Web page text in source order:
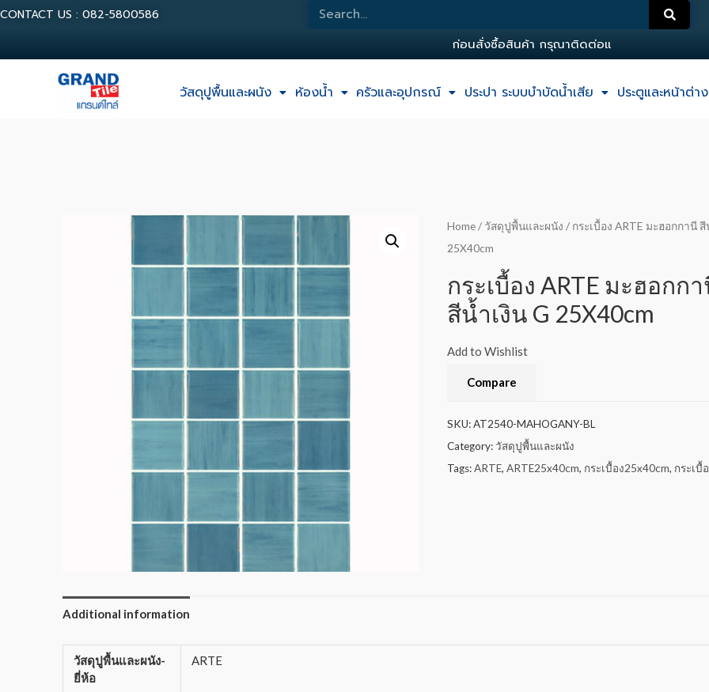
CONTACT US : 082-5800586
นสงซอสนคา กร ณาตดตอแอด
วัสดุปูพื้นและผนัง ห้องน้ำ ครัวและอุปกรณ์ ประปา ระบบบำบัดน้ำเสีย ประตูและหน้าต่าง
Home/ วัสดุปูพื้นและผนัง / กระเบื้อง ARTE มะฮอกกานี สี
25X40cm
กระเบื้อง ARTE มะฮอกก
สีน้ำเงิน G 25X40cm
Add to Wishlist
Compare
SKU:AT2540-MAHOGANY-BL
Category: วัสดุปูพื้นและผนัง
Tags:ARTE, ARTE25x40cm, กระเบื้อง25x40cm, กระเบื้
Additional information
วัสดุปูพื้นและผนัง-
ยี่ห้อ
ARTE